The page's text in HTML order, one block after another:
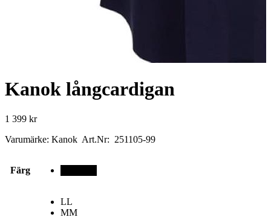
Kanok långcardigan
1 399 kr
Varumärke: Kanok Art.Nr: 251105-99
Färg
LL
MM